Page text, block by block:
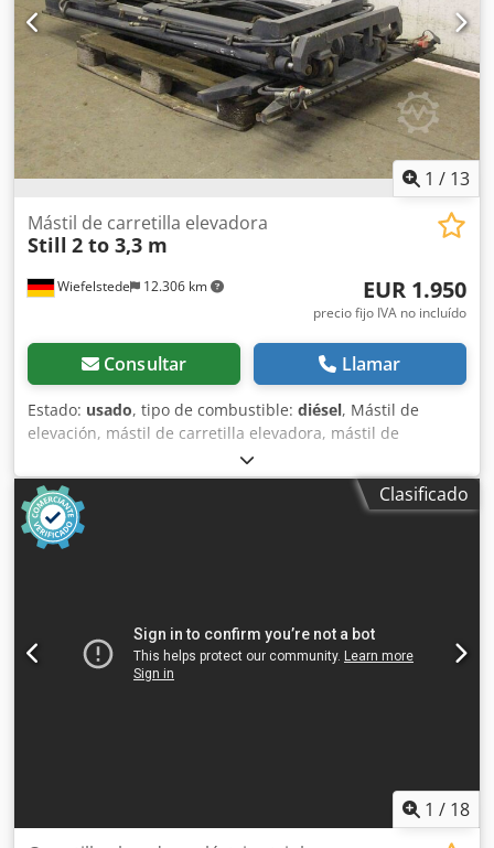
1 / 13
Wiefelstede 12.306 km
Mástil de carretilla elevadora
Still 2 to 3,3 m
EUR 1.950
precio fijo IVA no incluído
Consultar Llamar
Estado: usado, tipo de combustible: diésel, Mástil de
elevación, mástil de carretilla elevadora, mástil de
montacargas, estructura de elevación, montacargas
trasero -Mástil tríplex: con elevación libre Dedpjhp A Iyofx
Abkekr -Capacidad de carga: aprox. 2000 kg -Altura de
elevación: aprox. 3300 mm -Placa de identificación de la
carretilla: mm -Anclaje/dimensiones: ver fotos / plano
Clasificado
1 / 18